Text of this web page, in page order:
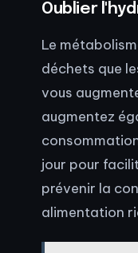
Oublier
Le
déchets que
vous
augmentez
jour pour
prévenir la
alimentation